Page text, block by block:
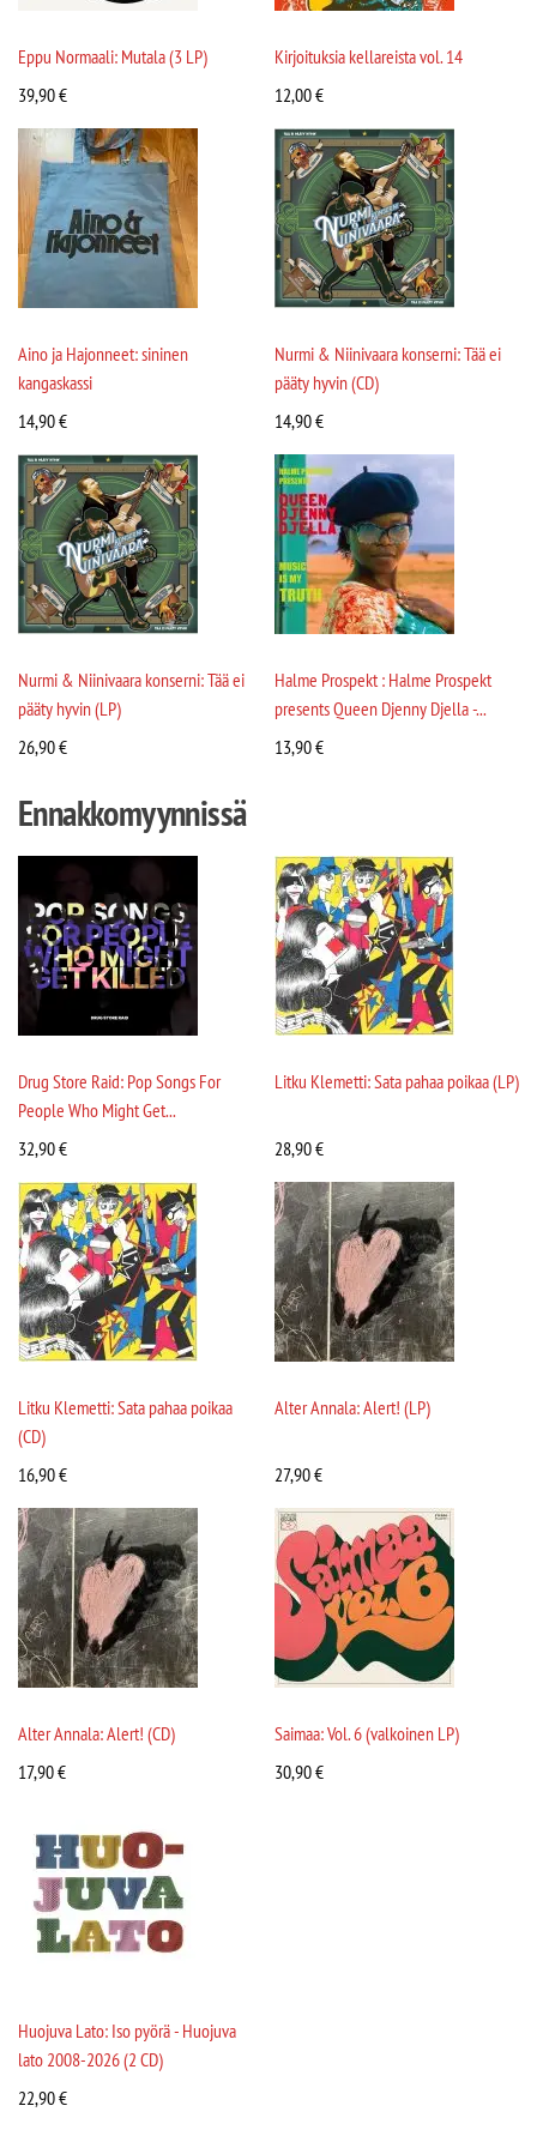
Eppu Normaali: Mutala (3 LP)
39,90€
Kirjoituksia kellareista vol. 14
12,00€
Aino ja Hajonneet: sininen
kangaskassi
14,90€
Nurmi & Niinivaara konserni: Tää ei
pääty hyvin (CD)
14,90€
Nurmi & Niinivaara konserni: Tää ei
pääty hyvin (LP)
26,90€
Halme Prospekt : Halme Prospekt
presents Queen Djenny Djella -...
13,90€
Ennakkomyynnissä
Drug Store Raid: Pop Songs For
People Who Might Get...
32,90€
Litku Klemetti: Sata pahaa poikaa (LP)
28,90€
Litku Klemetti: Sata pahaa poikaa
(CD)
16,90€
Alter Annala: Alert! (LP)
27,90€
Alter Annala: Alert! (CD)
17,90€
Saimaa: Vol. 6 (valkoinen LP)
30,90€
Huojuva Lato: Iso pyörä - Huojuva
lato 2008-2026 (2 CD)
22,90€